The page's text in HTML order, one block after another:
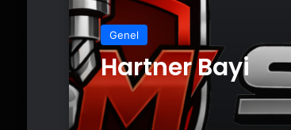
Genel
Hartner Bayi